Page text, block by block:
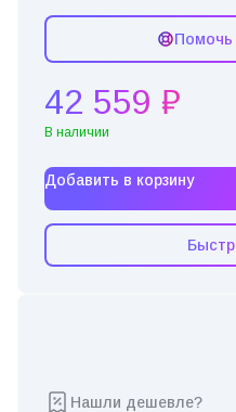
42 559 ₽
В наличии
Добавить в корзину
Нашли дешевле?